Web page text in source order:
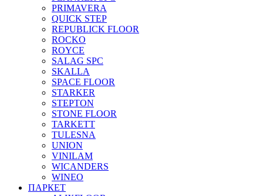
PRIMAVERA
QUICK STEP
REPUBLICK FLOOR
ROCKO
ROYCE
SALAG SPC
SKALLA
SPACE FLOOR
STARKER
STEPTON
STONE FLOOR
TARKETT
TULESNA
UNION
VINILAM
WICANDERS
WINEO
ПАРКЕТ